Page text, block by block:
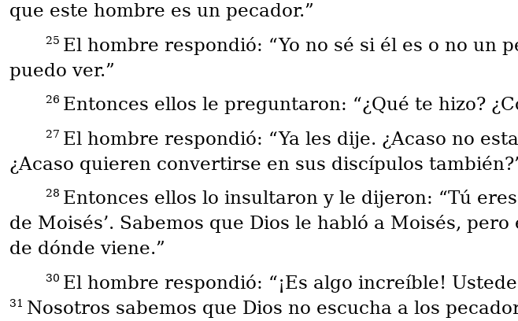
que este hombre es un pecador.”
25 El hombre respondió: “Yo no sé si él es o no un
puedo ver.”
26 Entonces ellos le preguntaron: “¿Qué te hizo?
27 El hombre respondió: “Ya les dije. ¿Acaso no
¿Acaso quieren convertirse en sus discípulos
28 Entonces ellos lo insultaron y le dijeron: “Tú
de Moisés’. Sabemos que Dios le habló a Moisés,
de dónde viene.”
30 El hombre respondió: “¡Es algo increíble!
31 Nosotros sabemos que Dios no escucha a los